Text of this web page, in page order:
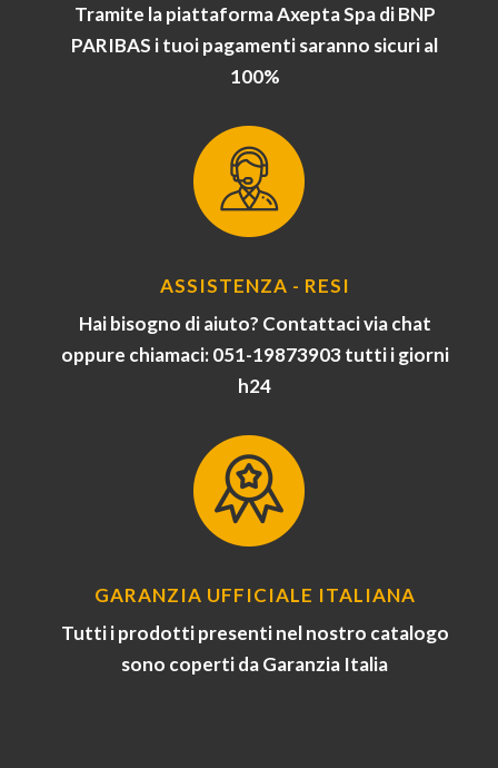
Tramite la piattaforma Axepta Spa di BNP
PARIBAS i tuoi pagamenti saranno sicuri al
100%
ASSISTENZA - RESI
Hai bisogno di aiuto? Contattaci via chat
oppure chiamaci: 051-19873903 tutti i giorni
h24
GARANZIA UFFICIALE ITALIANA
Tutti i prodotti presenti nel nostro catalogo
sono coperti da Garanzia Italia